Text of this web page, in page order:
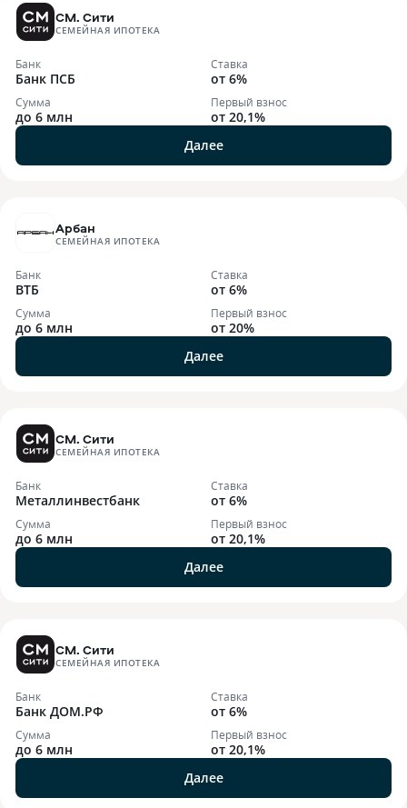
СМ. Сити
СЕМЕЙНАЯ ИПОТЕКА
Банк
Банк ПСБ
Ставка
от 6%
Сумма
до 6 млн
Первый взнос
от 20,1%
Далее
Арбан
СЕМЕЙНАЯ ИПОТЕКА
Банк
ВТБ
Ставка
от 6%
Сумма
до 6 млн
Первый взнос
от 20%
Далее
СМ. Сити
СЕМЕЙНАЯ ИПОТЕКА
Банк
Металлинвестбанк
Ставка
от 6%
Сумма
до 6 млн
Первый взнос
от 20,1%
Далее
СМ. Сити
СЕМЕЙНАЯ ИПОТЕКА
Банк
Банк ДОМ.РФ
Ставка
от 6%
Сумма
до 6 млн
Первый взнос
от 20,1%
Далее